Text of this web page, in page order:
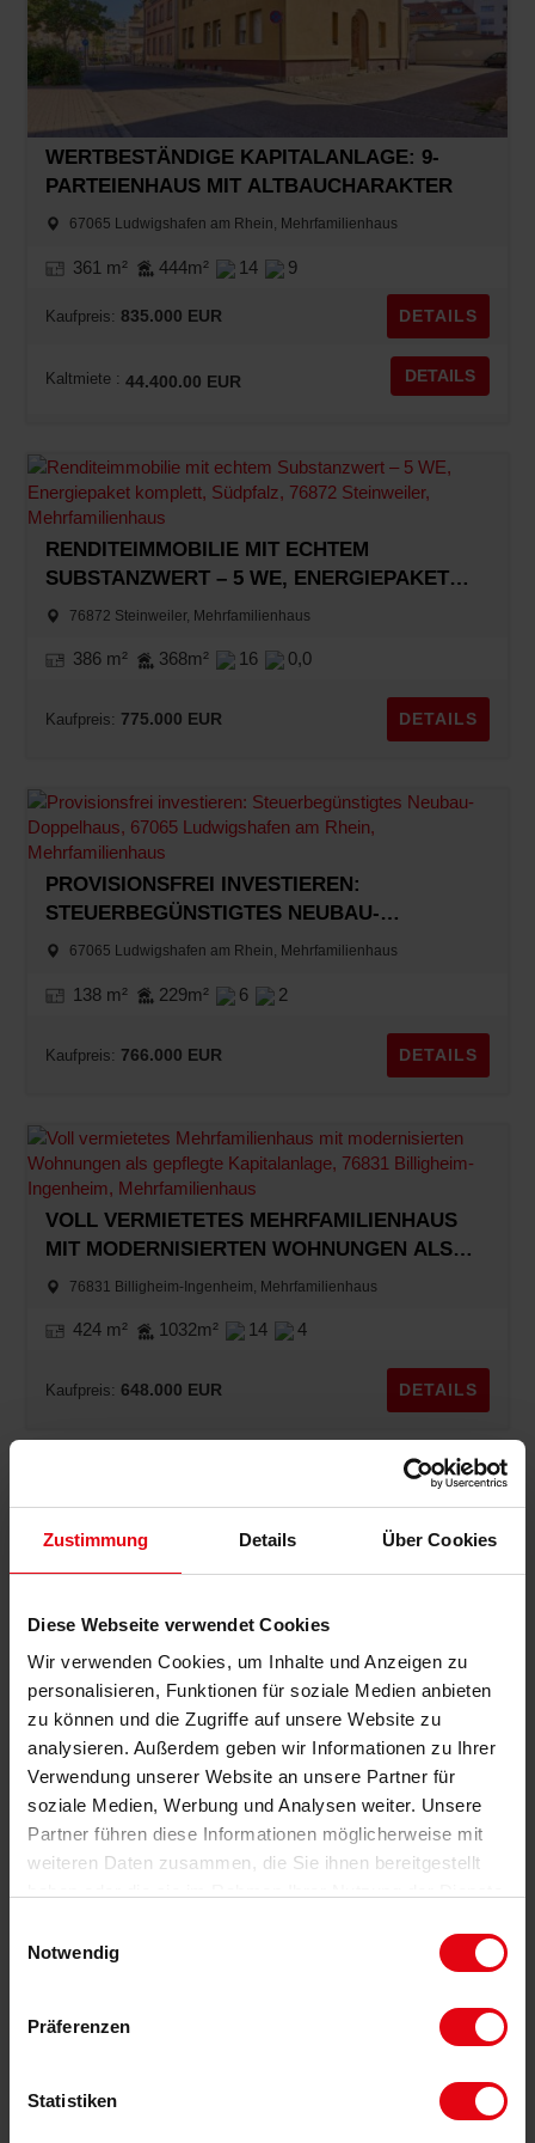
Zustimmung Details Über Cookies
Diese Webseite verwendet Cookies
Wir verwenden Cookies, um Inhalte und Anzeigen zu
personalisieren, Funktionen für soziale Medien anbieten
zu können und die Zugriffe auf unsere Website zu
analysieren. Außerdem geben wir Informationen zu Ihrer
Verwendung unserer Website an unsere Partner für
soziale Medien, Werbung und Analysen weiter. Unsere
Partner führen diese Informationen möglicherweise mit
weiteren Daten zusammen, die Sie ihnen bereitgestellt
Notwendig
Präferenzen
Statistiken
WERTBESTÄNDIGE KAPITALANLAGE: 9-
PARTEIENHAUS MIT ALTBAUCHARAKTER
67065 Ludwigshafen am Rhein, Mehrfamilienhaus
361 m² 444m² 14 9
Kaufpreis: 835.000 EUR DETAILS
Kaltmiete : 44.400.00 EUR DETAILS
RENDITEIMMOBILIE MIT ECHTEM
SUBSTANZWERT – 5 WE, ENERGIEPAKET
KOMPLETT, SÜDPFALZ
76872 Steinweiler, Mehrfamilienhaus
386 m² 368m² 16 0,0
Kaufpreis: 775.000 EUR DETAILS
PROVISIONSFREI INVESTIEREN:
STEUERBEGÜNSTIGTES NEUBAU-
DOPPELHAUS
67065 Ludwigshafen am Rhein, Mehrfamilienhaus
138 m² 229m² 6 2
Kaufpreis: 766.000 EUR DETAILS
VOLL VERMIETETES MEHRFAMILIENHAUS
MIT MODERNISIERTEN WOHNUNGEN ALS
GEPFLEGTE KAPITALANLAGE
76831 Billigheim-Ingenheim, Mehrfamilienhaus
424 m² 1032m² 14 4
Kaufpreis: 648.000 EUR DETAILS
Was ist Ihre Immobilie wert?
REPRÄSENTATIVES WOHN- UND
GESCHÄFTSHAUS IN 1A-ORTSKERNLAGE
MIT CA. 7,5% NETTORENDITE!
67480 Edenkoben, Wohn- und Geschäftshaus
340 m² 620m² 9,5 0,0
Kaufpreis: DETAILS
EIN KAUF – 2 MÖGLICHKEITEN: 4-ZIMMER-